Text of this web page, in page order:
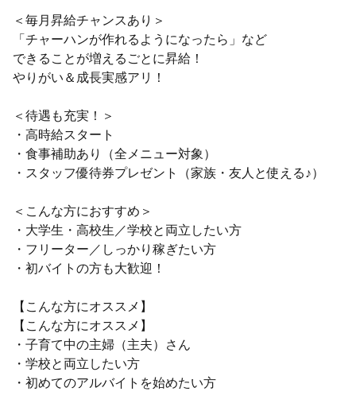
＜毎月昇給チャンスあり＞
「チャーハンが作れるようになったら」など
できることが増えるごとに昇給！
やりがい＆成長実感アリ！
＜待遇も充実！＞
・高時給スタート
・食事補助あり（全メニュー対象）
・スタッフ優待券プレゼント（家族・友人と使える♪）
＜こんな方におすすめ＞
・大学生・高校生／学校と両立したい方
・フリーター／しっかり稼ぎたい方
・初バイトの方も大歓迎！
【こんな方にオススメ】
【こんな方にオススメ】
・子育て中の主婦（主夫）さん
・学校と両立したい方
・初めてのアルバイトを始めたい方